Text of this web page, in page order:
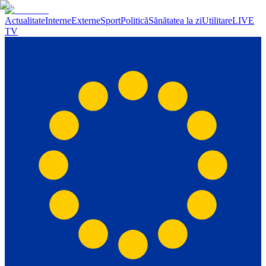
ActualitateInterneExterneSportPoliticăSănătatea la ziUtilitareLIVE
TV